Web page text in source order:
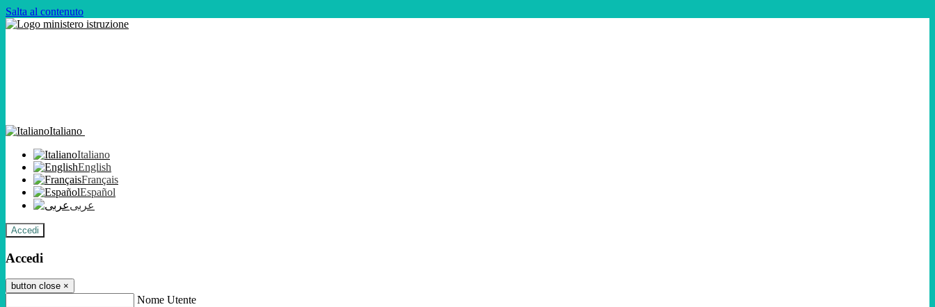
Salta al contenuto
Italiano
Italiano
English
Français
Español
عربى
Accedi
Accedi
button close ×
Nome Utente